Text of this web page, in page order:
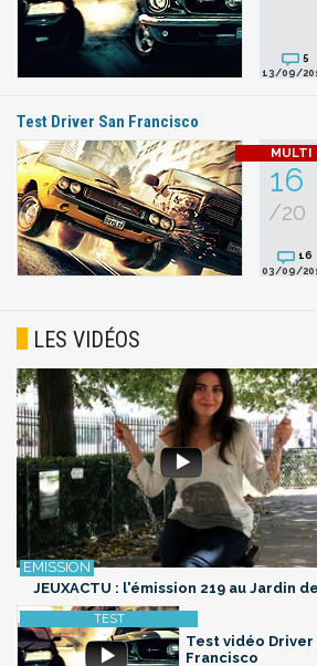
5
13/09/
Test Driver San Francisco
16
/20
16
03/09/
LES VIDÉOS
JEUXACTU : l'émission 219 au Jardin
Test vidéo Driver
Francisco